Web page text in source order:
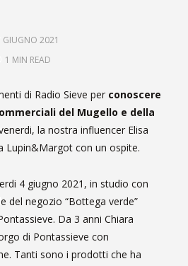
GIUGNO 2021
1 MIN READ
di Radio Sieve per conoscere
del Mugello e della
la nostra influencer Elisa
Lupin&Margot con un ospite.
4 giugno 2021, in studio con
del negozio “Bottega verde”
Da 3 anni Chiara
di Pontassieve con
Tanti sono i prodotti che ha